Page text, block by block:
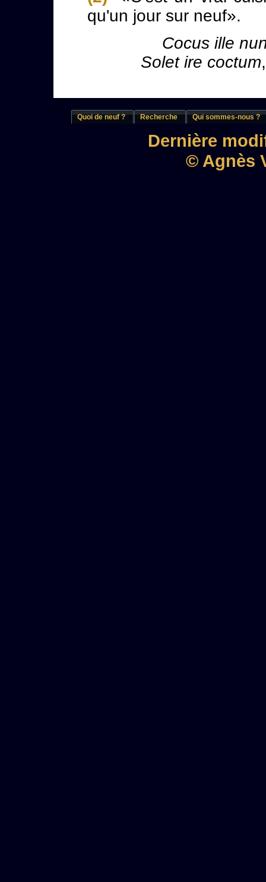
qu'un jour sur neuf».
Cocus ille
Solet ire coctum
Quoi de neuf ? Recherche Qui sommes-nous ?
Dernière
© Agnès